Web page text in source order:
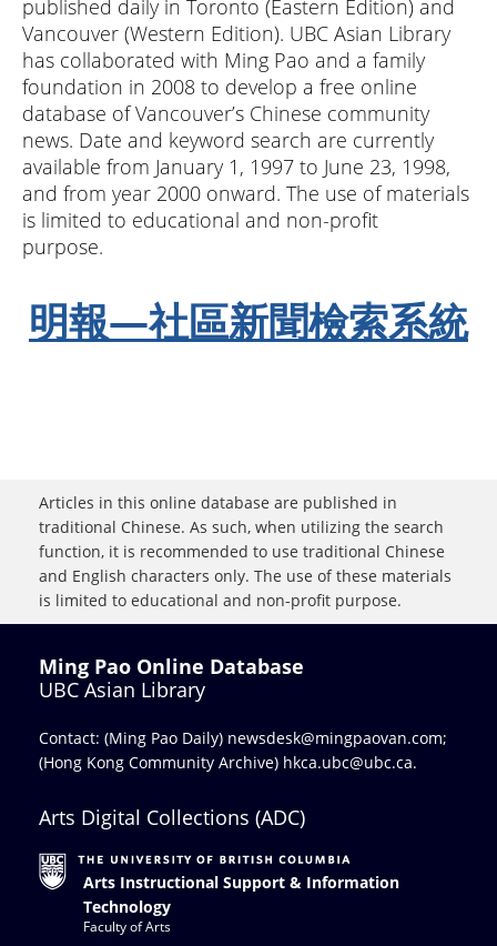
published daily in Toronto (Eastern Edition) and
Vancouver (Western Edition). UBC Asian Library
has collaborated with Ming Pao and a family
foundation in 2008 to develop a free online
database of Vancouver’s Chinese community
news. Date and keyword search are currently
available from January 1, 1997 to June 23, 1998,
and from year 2000 onward. The use of materials
is limited to educational and non-profit
purpose.
明報—社區新聞檢索系統
Articles in this online database are published in
traditional Chinese. As such, when utilizing the search
function, it is recommended to use traditional Chinese
and English characters only. The use of these materials
is limited to educational and non-profit purpose.
Ming Pao Online Database
UBC Asian Library
Contact: (Ming Pao Daily) newsdesk@mingpaovan.com;
(Hong Kong Community Archive) hkca.ubc@ubc.ca.
Arts Digital Collections (ADC)
Arts Instructional Support & Information
Technology
Faculty of Arts